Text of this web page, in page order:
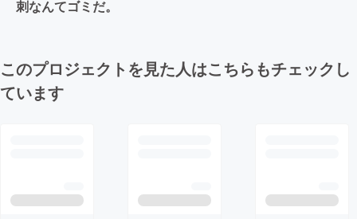
刺なんてゴミだ。
このプロジェクトを見た人はこちらもチェックし
ています